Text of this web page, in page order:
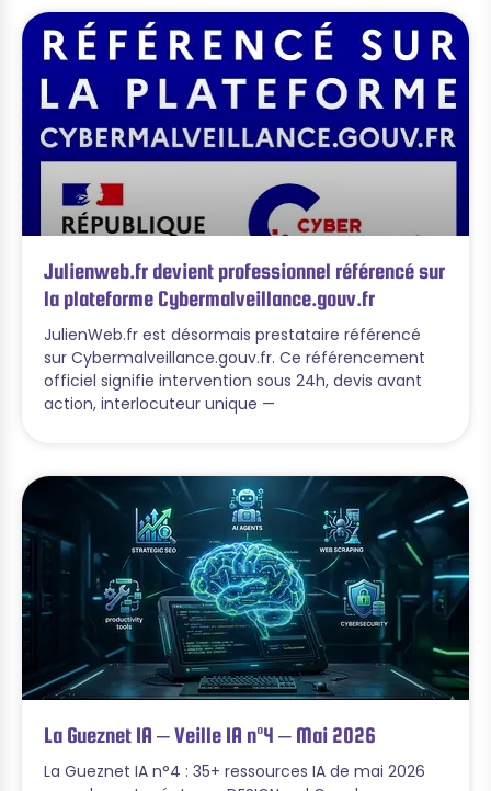
Julienweb.fr devient professionnel référencé sur
la plateforme Cybermalveillance.gouv.fr
JulienWeb.fr est désormais prestataire référencé
sur Cybermalveillance.gouv.fr. Ce référencement
officiel signifie intervention sous 24h, devis avant
action, interlocuteur unique —
La Gueznet IA – Veille IA n°4 – Mai 2026
La Gueznet IA n°4 : 35+ ressources IA de mai 2026